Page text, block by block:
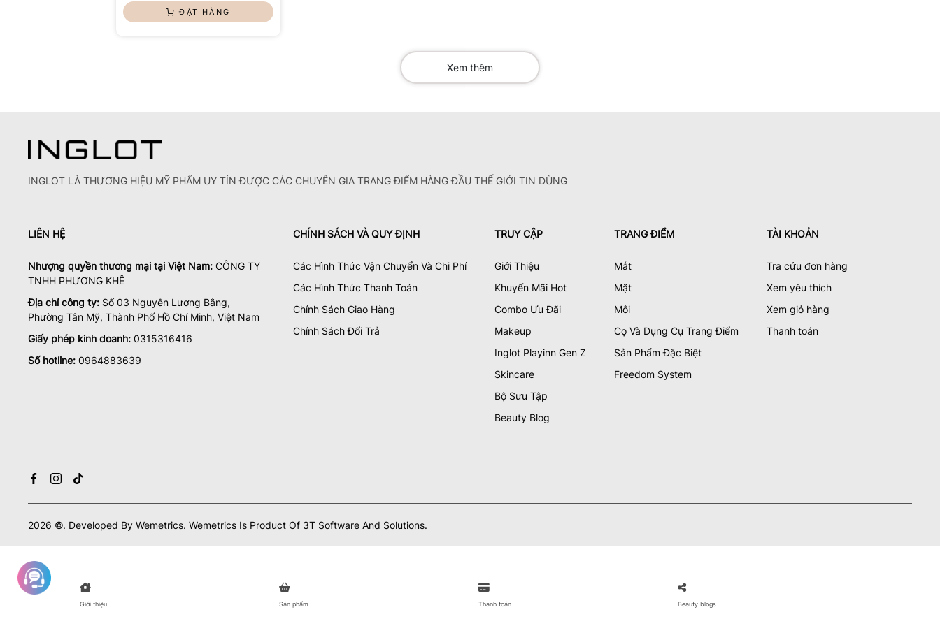
ĐẶT HÀNG
Xem thêm
INGLOT LÀ THƯƠNG HIỆU MỸ PHẨM UY TÍN ĐƯỢC CÁC CHUYÊN GIA TRANG ĐIỂM HÀNG ĐẦU THẾ GIỚI TIN DÙNG
LIÊN HỆ
Nhượng quyền thương mại tại Việt Nam: CÔNG TY
TNHH PHƯƠNG KHÊ
Địa chỉ công ty: Số 03 Nguyễn Lương Bằng,
Phường Tân Mỹ, Thành Phố Hồ Chí Minh, Việt Nam
Giấy phép kinh doanh: 0315316416
Số hotline: 0964883639
CHÍNH SÁCH VÀ QUY ĐỊNH
Các Hình Thức Vận Chuyển Và Chi Phí
Các Hình Thức Thanh Toán
Chính Sách Giao Hàng
Chính Sách Đổi Trả
TRUY CẬP
Giới Thiệu
Khuyến Mãi Hot
Combo Ưu Đãi
Makeup
Inglot Playinn Gen Z
Skincare
Bộ Sưu Tập
Beauty Blog
TRANG ĐIỂM
Mắt
Mặt
Môi
Cọ Và Dụng Cụ Trang Điểm
Sản Phẩm Đặc Biệt
Freedom System
TÀI KHOẢN
Tra cứu đơn hàng
Xem yêu thích
Xem giỏ hàng
Thanh toán
2026 ©. Developed By Wemetrics. Wemetrics Is Product Of 3T Software And Solutions.
Giới thiệu Sản phẩm Thanh toán Beauty blogs